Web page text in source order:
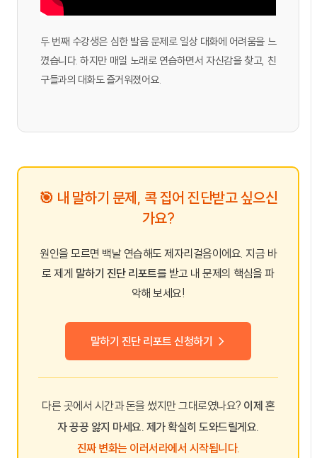
두 번째 수강생은 심한 발음 문제로 일상 대화에 어려움을 느
꼈습니다. 하지만 매일 노래로 연습하면서 자신감을 찾고, 친
구들과의 대화도 즐거워졌어요.
🎯 내 말하기 문제, 콕 집어 진단받고 싶으신
가요?
원인을 모르면 백날 연습해도 제자리걸음이에요. 지금 바
로 제게 말하기 진단 리포트를 받고 내 문제의 핵심을 파
악해 보세요!
말하기 진단 리포트 신청하기 →
다른 곳에서 시간과 돈을 썼지만 그대로였나요? 이제 혼
자 끙끙 앓지 마세요. 제가 확실히 도와드릴게요.
진짜 변화는 이러서라에서 시작됩니다.